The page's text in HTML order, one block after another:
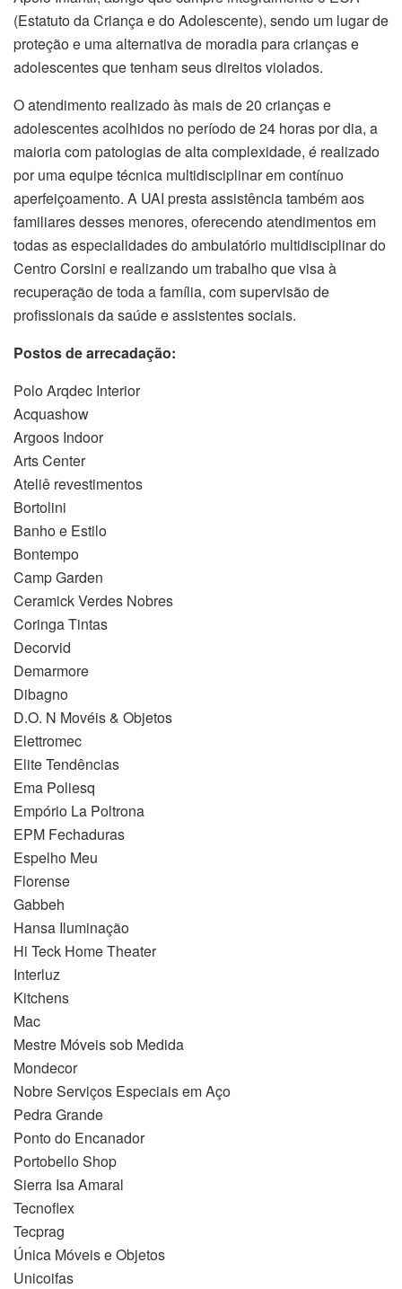
(Estatuto da Criança e do Adolescente), sendo um lugar de
proteção e uma alternativa de moradia para crianças e
adolescentes que tenham seus direitos violados.
O atendimento realizado às mais de 20 crianças e
adolescentes acolhidos no período de 24 horas por dia, a
maioria com patologias de alta complexidade, é realizado
por uma equipe técnica multidisciplinar em contínuo
aperfeiçoamento. A UAI presta assistência também aos
familiares desses menores, oferecendo atendimentos em
todas as especialidades do ambulatório multidisciplinar do
Centro Corsini e realizando um trabalho que visa à
recuperação de toda a família, com supervisão de
profissionais da saúde e assistentes sociais.
Postos de arrecadação:
Polo Arqdec Interior
Acquashow
Argoos Indoor
Arts Center
Ateliê revestimentos
Bortolini
Banho e Estilo
Bontempo
Camp Garden
Ceramick Verdes Nobres
Coringa Tintas
Decorvid
Demarmore
Dibagno
D.O. N Movéis & Objetos
Elettromec
Elite Tendências
Ema Poliesq
Empório La Poltrona
EPM Fechaduras
Espelho Meu
Florense
Gabbeh
Hansa Iluminação
Hi Teck Home Theater
Interluz
Kitchens
Mac
Mestre Móveis sob Medida
Mondecor
Nobre Serviços Especiais em Aço
Pedra Grande
Ponto do Encanador
Portobello Shop
Sierra Isa Amaral
Tecnoflex
Tecprag
Única Móveis e Objetos
Unicoifas